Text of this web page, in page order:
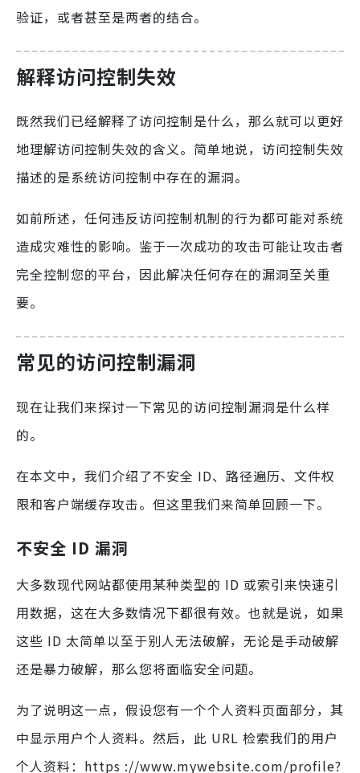
验证，或者甚至是两者的结合。
解释访问控制失效
既然我们已经解释了访问控制是什么，那么就可以更好
地理解访问控制失效的含义。简单地说，访问控制失效
描述的是系统访问控制中存在的漏洞。
如前所述，任何违反访问控制机制的行为都可能对系统
造成灾难性的影响。鉴于一次成功的攻击可能让攻击者
完全控制您的平台，因此解决任何存在的漏洞至关重
要。
常见的访问控制漏洞
现在让我们来探讨一下常见的访问控制漏洞是什么样
的。
在本文中，我们介绍了不安全 ID、路径遍历、文件权
限和客户端缓存攻击。但这里我们来简单回顾一下。
不安全 ID 漏洞
大多数现代网站都使用某种类型的 ID 或索引来快速引
用数据，这在大多数情况下都很有效。也就是说，如果
这些 ID 太简单以至于别人无法破解，无论是手动破解
还是暴力破解，那么您将面临安全问题。
为了说明这一点，假设您有一个个人资料页面部分，其
中显示用户个人资料。然后，此 URL 检索我们的用户
个人资料：https ://www.mywebsite.com/profile?